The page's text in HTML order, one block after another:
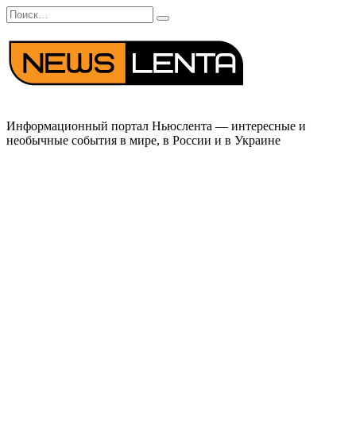
Перейти
к
содержанию
Search
for:
Информационный портал Ньюслента — интересные и
необычные события в мире, в России и в Украине